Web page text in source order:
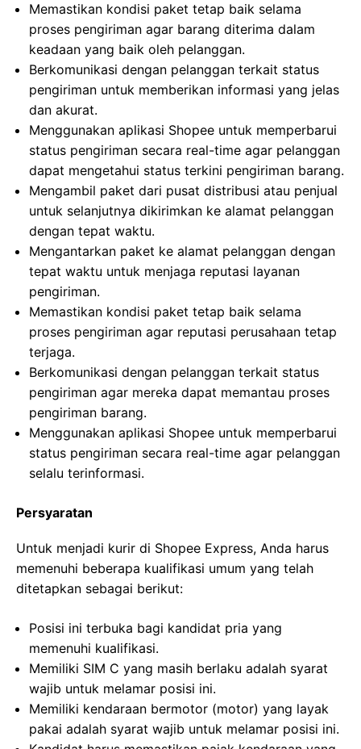
Memastikan kondisi paket tetap baik selama
proses pengiriman agar barang diterima dalam
keadaan yang baik oleh pelanggan.
Berkomunikasi dengan pelanggan terkait status
pengiriman untuk memberikan informasi yang jelas
dan akurat.
Menggunakan aplikasi Shopee untuk memperbarui
status pengiriman secara real-time agar pelanggan
dapat mengetahui status terkini pengiriman barang.
Mengambil paket dari pusat distribusi atau penjual
untuk selanjutnya dikirimkan ke alamat pelanggan
dengan tepat waktu.
Mengantarkan paket ke alamat pelanggan dengan
tepat waktu untuk menjaga reputasi layanan
pengiriman.
Memastikan kondisi paket tetap baik selama
proses pengiriman agar reputasi perusahaan tetap
terjaga.
Berkomunikasi dengan pelanggan terkait status
pengiriman agar mereka dapat memantau proses
pengiriman barang.
Menggunakan aplikasi Shopee untuk memperbarui
status pengiriman secara real-time agar pelanggan
selalu terinformasi.
Persyaratan
Untuk menjadi kurir di Shopee Express, Anda harus
memenuhi beberapa kualifikasi umum yang telah
ditetapkan sebagai berikut:
Posisi ini terbuka bagi kandidat pria yang
memenuhi kualifikasi.
Memiliki SIM C yang masih berlaku adalah syarat
wajib untuk melamar posisi ini.
Memiliki kendaraan bermotor (motor) yang layak
pakai adalah syarat wajib untuk melamar posisi ini.